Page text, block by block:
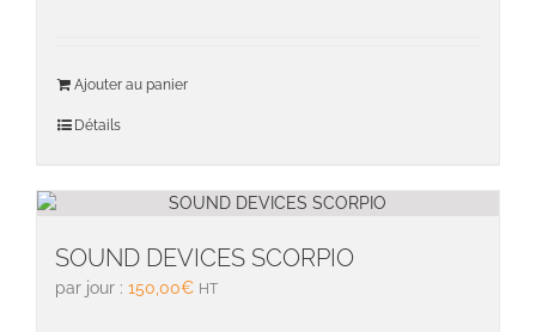
Ajouter au panier
Détails
SOUND DEVICES SCORPIO
par jour : 150,00€ HT